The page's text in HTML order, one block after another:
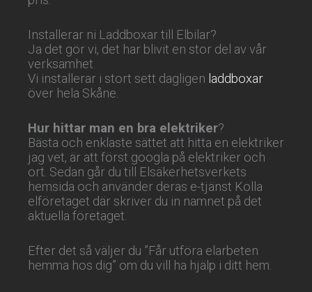
Installerar ni Laddboxar till Elbilar?
Ja det gör vi, det har blivit en stor del av vår
verksamhet.
Vi installerar i stort sett dagligen laddboxar
över hela Skåne.
Hur hittar man en bra elektriker?
Bästa och enklaste sättet att hitta en elektriker
jag vet, är att först googla på elektriker och
ort. Sedan går du till Elsäkerhetsverkets
hemsida och använder deras e-tjänst Kolla
elföretaget där skriver du in namnet på det
aktuella företaget.
Efter det så väljer du ”Får utföra elarbeten
hemma hos dig” om du vill ha hjälp i ditt hem.